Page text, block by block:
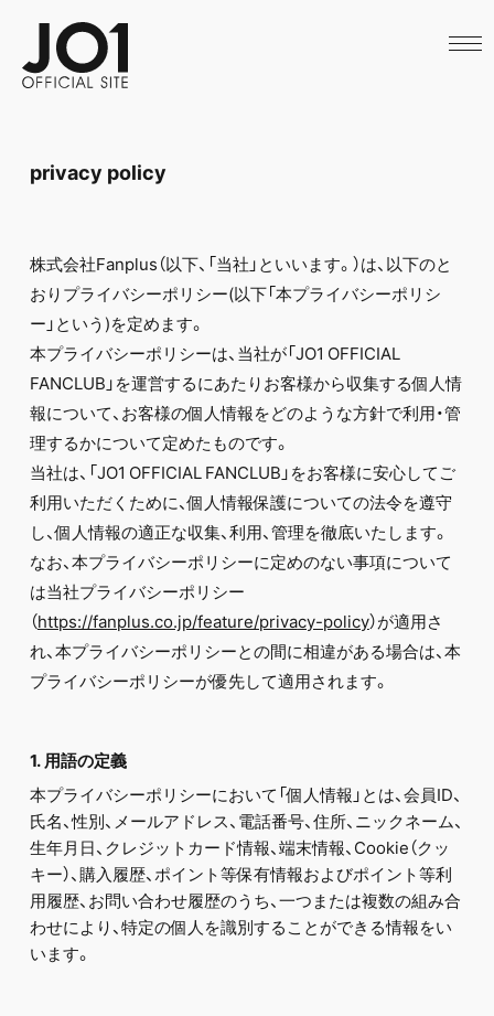
SCHEDULE
ARCHIVES
JO1 MAIL
FC NEWS
PHOTO
MOVIE
WEB RADIO
MESSAGE
J-Clip
REPORT
SPECIAL
RELAY BLOG
privacy policy
株式会社Fanplus（以下、「当社」といいます。）は、以下のと
おりプライバシーポリシー(以下「本プライバシーポリシ
ー」という)を定めます。
本プライバシーポリシーは、当社が「JO1 OFFICIAL
FANCLUB」を運営するにあたりお客様から収集する個人情
報について、お客様の個人情報をどのような方針で利用・管
理するかについて定めたものです。
当社は、「JO1 OFFICIAL FANCLUB」をお客様に安心してご
利用いただくために、個人情報保護についての法令を遵守
し、個人情報の適正な収集、利用、管理を徹底いたします。
なお、本プライバシーポリシーに定めのない事項について
は当社プライバシーポリシー
（https://fanplus.co.jp/feature/privacy-policy）が適用さ
れ、本プライバシーポリシーとの間に相違がある場合は、本
プライバシーポリシーが優先して適用されます。
1. 用語の定義
本プライバシーポリシーにおいて「個人情報」とは、会員ID、
氏名、性別、メールアドレス、電話番号、住所、ニックネーム、
生年月日、クレジットカード情報、端末情報、Cookie（クッ
キー）、購入履歴、ポイント等保有情報およびポイント等利
用履歴、お問い合わせ履歴のうち、一つまたは複数の組み合
わせにより、特定の個人を識別することができる情報をい
います。